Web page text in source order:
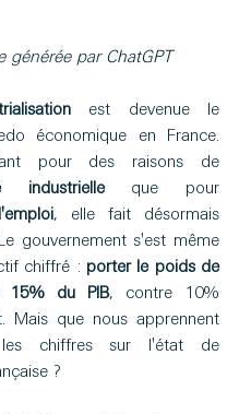
générée par ChatGPT
est devenue le
économique en France.
industrielle
, elle fait désormais
gouvernement s'est même
chiffré : porter le poids de
15% du PIB, contre 10%
Mais que nous apprennent
les chiffres sur l'état de
?